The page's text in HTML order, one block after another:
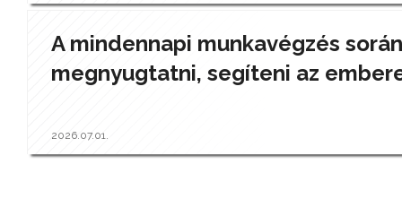
A mindennapi munkavégzés
megnyugtatni, segíteni az
2026.07.01.